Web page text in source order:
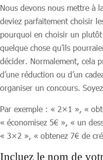
Nous devons nous mettre à
deviez parfaitement choisir
pourquoi en choisir un
quelque chose qu’ils
décider. Normalement, cela
d’une réduction ou d’un
organiser un concours.
Par exemple : « 2×1 », «
« économisez 5€ », « un
« 3×2 », « obtenez 7€ de
Incluez le nom de